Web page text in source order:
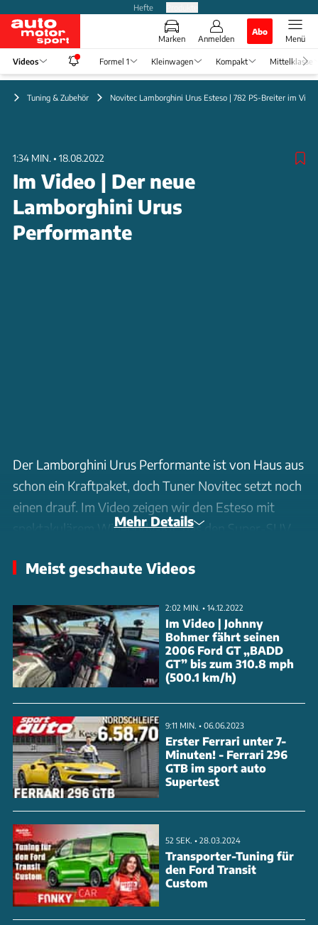
Hefte
Marken Anmelden
Abo
Menü
Videos Formel 1 Kleinwagen Kompakt Mittelklasse
Tuning & Zubehör Novitec Lamborghini Urus Esteso | 782 PS-Breiter im Video
1:34 MIN. • 18.08.2022
Im Video | Der neue
Lamborghini Urus
Performante
Der Lamborghini Urus Performante ist von Haus aus
schon ein Kraftpaket, doch Tuner Novitec setzt noch
einen drauf. Im Video zeigen wir den Esteso mit
spektakulärem Widebody-Kit, das den Super-SUV
vorne um zehn, hinten sogar um zwölf Zentimeter.
Millimeter-Tieferlegung.
Unter der Carbon-Motorhaube arbeitet der V8-
Biturbo nach Novitec-Behandlung mit
116 PS und 182 Nm. Der Sprint auf 100 km/h gelingt
in 3,1 Sekunden, maximal sind 311 km/h möglich. Die
Leistungssteigerung erfolgt über eine neue
Motorsteuerung und eine Edelstahl-
Sportabgasanlage mit optionaler Klappensteuerung.
Das Interieur veredelt Novitec nach Kundenwunsch
mit feinstem Leder
Mehr Details
Meist geschaute Videos
2:02 MIN. • 14.12.2022
Im Video | Johnny
Bohmer fährt seinen
2006 Ford GT „BADD
GT” bis zum 310.8 mph
(500.1 km/h)
9:11 MIN. • 06.06.2023
Erster Ferrari unter 7-
Minuten! - Ferrari 296
GTB im sport auto
Supertest
52 SEK. • 28.03.2024
Transporter-Tuning für
den Ford Transit
Custom